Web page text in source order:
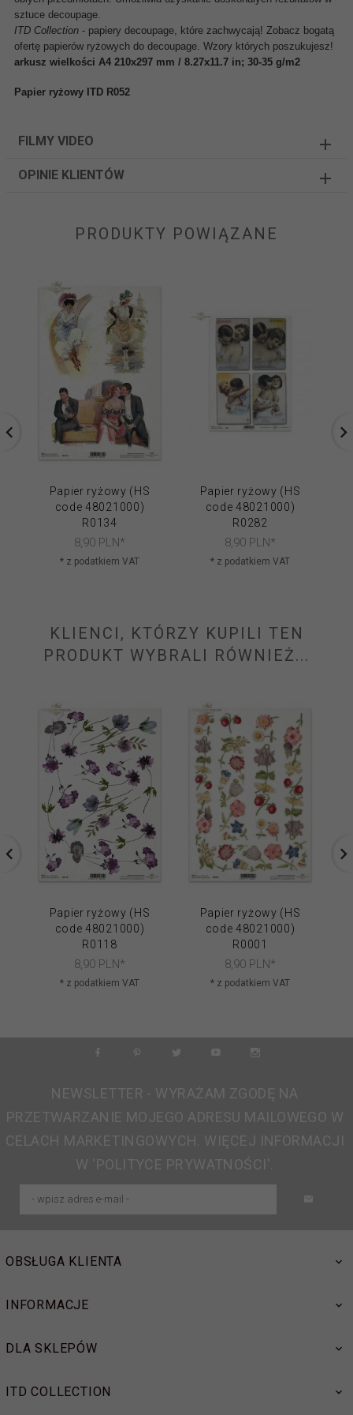
sztuce decoupage.
ITD Collection - papiery decoupage, które zachwycają! Zobacz bogatą
ofertę papierów ryżowych do decoupage. Wzory których poszukujesz!
arkusz wielkości A4 210x297 mm / 8.27x11.7 in; 30-35 g/m2
Papier ryżowy ITD R052
FILMY VIDEO
OPINIE KLIENTÓW
PRODUKTY POWIĄZANE
Papier ryżowy (HS
code 48021000)
R0134
8,90 PLN*
* z podatkiem VAT
Papier ryżowy (HS
code 48021000)
R0282
8,90 PLN*
* z podatkiem VAT
KLIENCI, KTÓRZY KUPILI TEN
PRODUKT WYBRALI RÓWNIEŻ...
Papier ryżowy (HS
code 48021000)
R0118
8,90 PLN*
* z podatkiem VAT
Papier ryżowy (HS
code 48021000)
R0001
8,90 PLN*
* z podatkiem VAT
NEWSLETTER - WYRAŻAM ZGODĘ NA
PRZETWARZANIE MOJEGO ADRESU MAILOWEGO W
CELACH MARKETINGOWYCH. WIĘCEJ INFORMACJI
W 'POLITYCE PRYWATNOŚCI'.
OBSŁUGA KLIENTA
INFORMACJE
DLA SKLEPÓW
ITD COLLECTION